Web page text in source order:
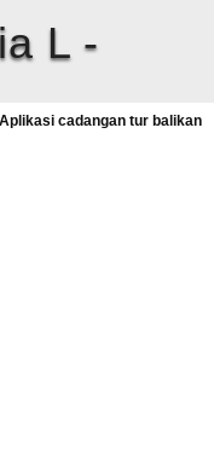
L -
Aplikasi cadangan tur balikan